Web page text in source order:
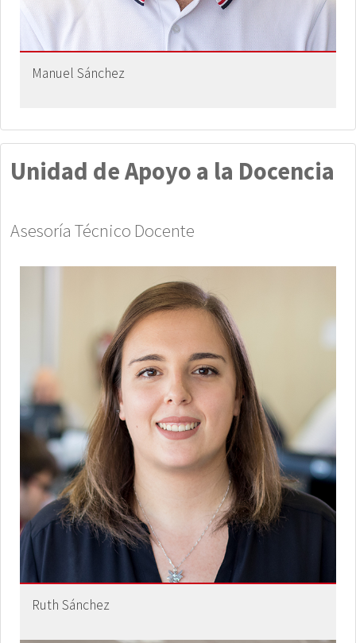
Manuel Sánchez
Unidad de Apoyo a la Docencia
Asesoría Técnico Docente
Ruth Sánchez